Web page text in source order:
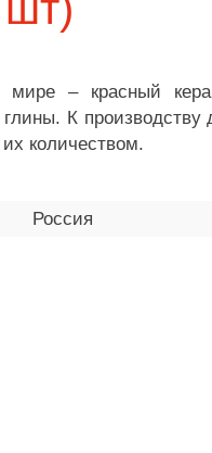
Россия
– красный
К
количеством.